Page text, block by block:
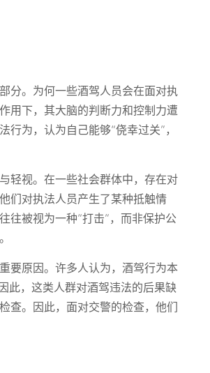
分。为何一些酒驾人员会在面对执
用下，其大脑的判断力和控制力遭
为，认为自己能够“侥幸过关”，
轻视。在一些社会群体中，存在对
们对执法人员产生了某种抵触情
往被视为一种“打击”，而非保护公
要原因。许多人认为，酒驾行为本
此，这类人群对酒驾违法的后果缺
查。因此，面对交警的检查，他们